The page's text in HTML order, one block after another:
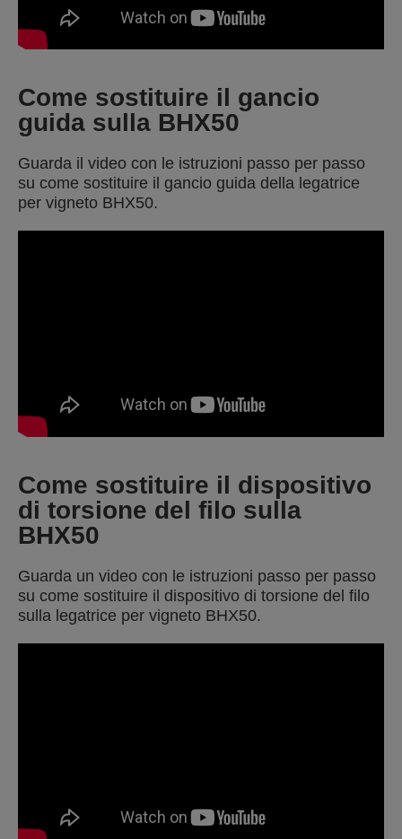
Come sostituire il gancio
guida sulla BHX50
Guarda il video con le istruzioni passo per passo
su come sostituire il gancio guida della legatrice
per vigneto BHX50.
Come sostituire il dispositivo
di torsione del filo sulla
BHX50
Guarda un video con le istruzioni passo per passo
su come sostituire il dispositivo di torsione del filo
sulla legatrice per vigneto BHX50.